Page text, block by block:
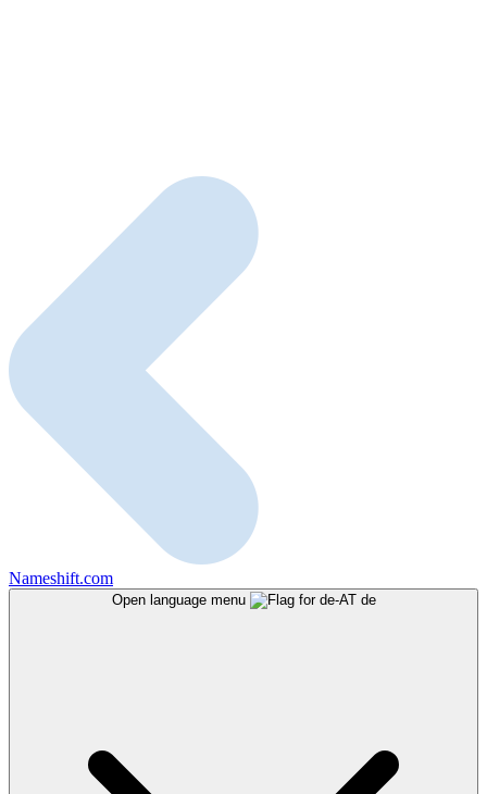
Nameshift.com
Open language menu de